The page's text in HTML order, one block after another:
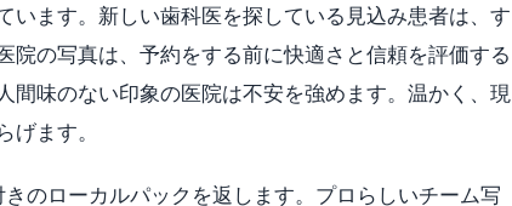
います。新しい歯科医を探している見込み患者は、す
院の写真は、予約をする前に快適さと信頼を評価する
間味のない印象の医院は不安を強めます。温かく、現
ます。
のローカルパックを返します。プロらしいチーム写